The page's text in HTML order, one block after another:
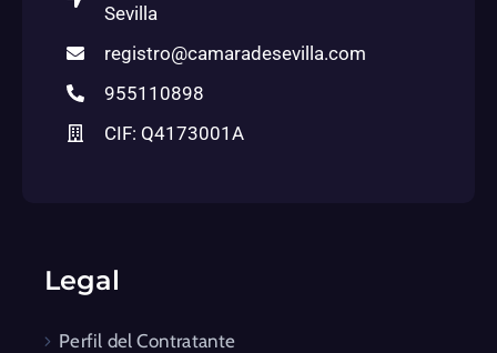
Sevilla
registro@camaradesevilla.com
955110898
CIF: Q4173001A
Legal
Perfil del Contratante